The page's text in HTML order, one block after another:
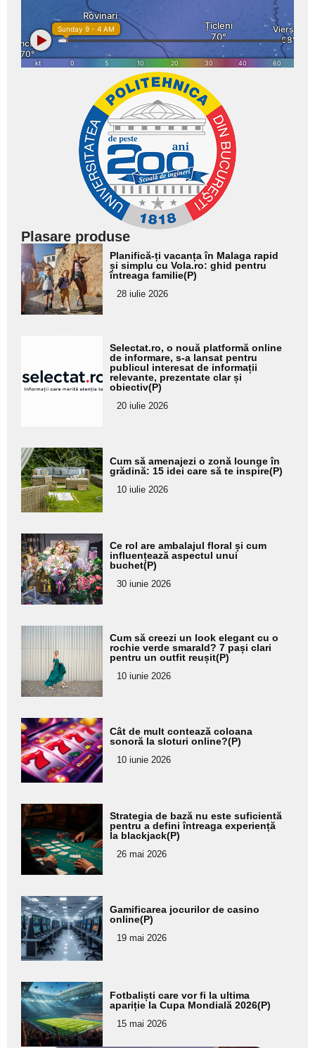
Plasare produse
Adaugă
aici textul
pentru
subtitlu
Planifică-ți vacanța în Malaga rapid
și simplu cu Vola.ro: ghid pentru
întreaga familie(P)
28 iulie 2026
pentru
subtitlu
Selectat.ro, o nouă platformă online
de informare, s-a lansat pentru
publicul interesat de informații
relevante, prezentate clar și
obiectiv(P)
20 iulie 2026
Adaugă
aici textul
pentru
subtitlu
Cum să amenajezi o zonă lounge în
grădină: 15 idei care să te inspire(P)
10 iulie 2026
Adaugă
aici textul
pentru
subtitlu
Ce rol are ambalajul floral și cum
influențează aspectul unui
buchet(P)
30 iunie 2026
Adaugă
aici textul
pentru
subtitlu
Cum să creezi un look elegant cu o
rochie verde smarald? 7 pași clari
pentru un outfit reușit(P)
10 iunie 2026
Adaugă
aici textul
pentru
subtitlu
Cât de mult contează coloana
sonoră la sloturi online?(P)
10 iunie 2026
Adaugă
aici textul
pentru
subtitlu
Strategia de bază nu este suficientă
pentru a defini întreaga experiență
la blackjack(P)
26 mai 2026
Adaugă
aici textul
pentru
subtitlu
Gamificarea jocurilor de casino
online(P)
19 mai 2026
Adaugă
aici textul
pentru
subtitlu
Fotbaliști care vor fi la ultima
apariție la Cupa Mondială 2026(P)
15 mai 2026